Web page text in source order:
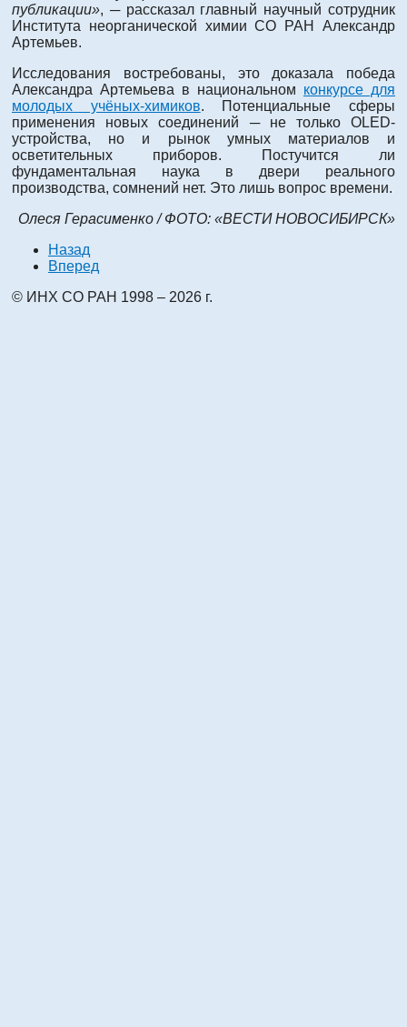
публикации», ─ рассказал главный научный сотрудник
Института неорганической химии СО РАН Александр
Артемьев.
Исследования востребованы, это доказала победа
Александра Артемьева в национальном конкурсе для
молодых учёных-химиков. Потенциальные сферы
применения новых соединений ─ не только OLED-
устройства, но и рынок умных материалов и
осветительных приборов. Постучится ли
фундаментальная наука в двери реального
производства, сомнений нет. Это лишь вопрос времени.
Олеся Герасименко/ФОТО: «ВЕСТИ НОВОСИБИРСК»
Назад
Вперед
© ИНХ СО РАН 1998 – 2026 г.